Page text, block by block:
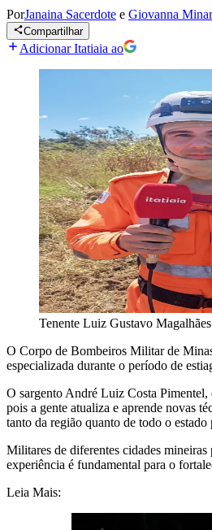
PorJanaina Sacerdote e Giovanna
Compartilhar
Adicionar Itatiaia ao
Tenente Luiz Gustavo
O Corpo de Bombeiros Militar de
especializada durante o período de
O sargento André Luiz Costa Pimentel,
pois a gente atualiza e aprende novas
tanto da região quanto de todo o
Militares de diferentes cidades
experiência é fundamental para o
Leia Mais: